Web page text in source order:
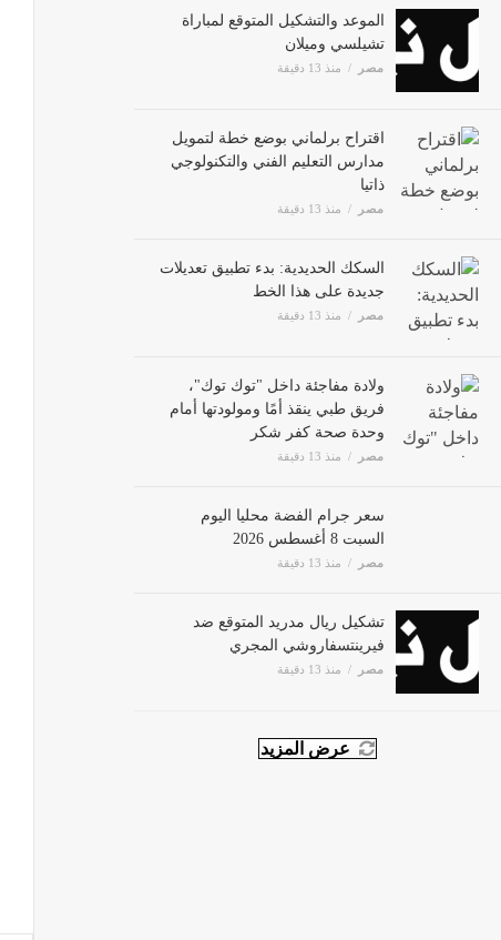
تشيلسي وميلان
مصر منذ 13 دقيقة
مدارس التعليم الفني والتكنولوجي
ذاتيا
مصر
جديدة على هذا الخط
مصر منذ 13 دقيقة
فريق طبي ينقذ أمًا ومولودتها أمام
وحدة صحة كفر شكر
مصر
السبت 8 أغسطس 2026
مصر
فيرينتسفاروشي المجري
مصر منذ 13 دقيقة
عرض المزيد